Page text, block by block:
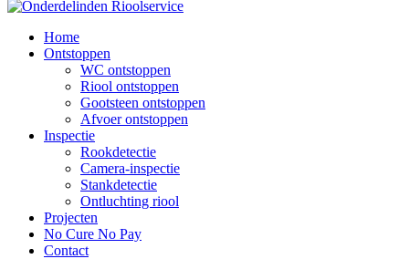
Home
Ontstoppen
WC ontstoppen
Riool ontstoppen
Gootsteen ontstoppen
Afvoer ontstoppen
Inspectie
Rookdetectie
Camera-inspectie
Stankdetectie
Ontluchting riool
Projecten
No Cure No Pay
Contact